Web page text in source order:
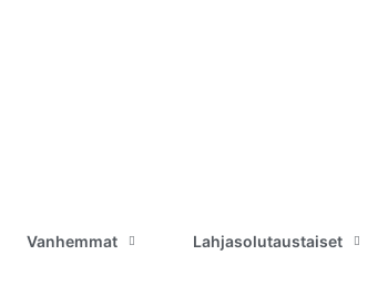
Vanhemmat Lahjasolutaustaiset